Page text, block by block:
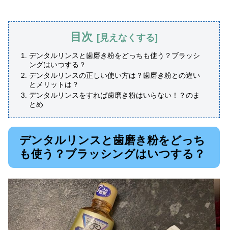
目次
デンタルリンスと歯磨き粉をどっちも使う？ブラッシ
ングはいつする？
デンタルリンスの正しい使い方は？歯磨き粉との違い
とメリットは？
デンタルリンスをすれば歯磨き粉はいらない！？のま
とめ
デンタルリンスと歯磨き粉をどっち
も使う？ブラッシングはいつする？